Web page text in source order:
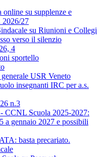
su supplenze e
2026/27
su Riunioni e Collegi
verso il silenzio
4
sportello
USR Veneto
insegnanti IRC per a.s.
n.3
CCNL Scuola 2025-2027:
a gennaio 2027 e possibili
basta precariato.